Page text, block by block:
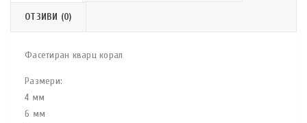
ОТЗИВИ (0)
Фасетиран кварц корал
Размери:
4 мм
6 мм